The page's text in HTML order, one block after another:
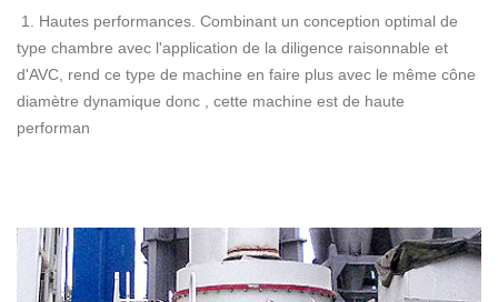
1. Hautes performances. Combinant un conception optimal de
type chambre avec l'application de la diligence raisonnable et
d'AVC, rend ce type de machine en faire plus avec le même cône
diamètre dynamique donc , cette machine est de haute
performan